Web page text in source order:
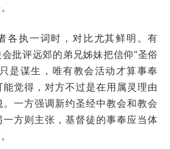
各执一词时，对比尤其鲜明。有
批评远郊的弟兄姊妹把信仰“圣俗
是谋生，唯有教会活动才算事奉
觉得，对方不过是在用属灵理由
一方强调新约圣经中教会和教会
方则主张，基督徒的事奉应当体